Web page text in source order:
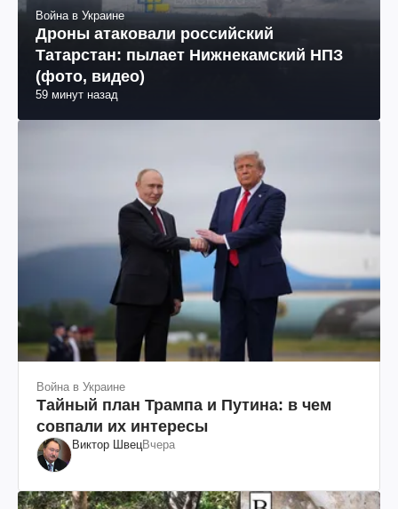
Война в Украине
Дроны атаковали российский
Татарстан: пылает Нижнекамский НПЗ
(фото, видео)
59 минут назад
Война в Украине
Тайный план Трампа и Путина: в чем
совпали их интересы
Виктор ШвецВчера